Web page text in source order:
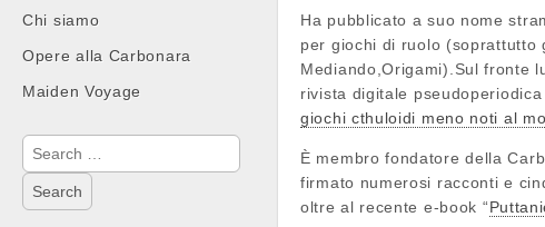
Main
menu
Skip
content
Chi siamo
Opere alla Carbonara
Maiden Voyage
Search
for:
Ha pubblicato a suo nome
per giochi di ruolo (soprattutto
Mediando,Origami).Sul fronte
rivista digitale
giochi cthuloidi meno noti al
È membro fondatore della
firmato numerosi racconti e
oltre al recente e-book “